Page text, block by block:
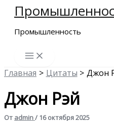
Перейти
содержимому
Промышленность
Главная Цитаты Джон
Джон Рэй
От admin/ 16 октября 2025